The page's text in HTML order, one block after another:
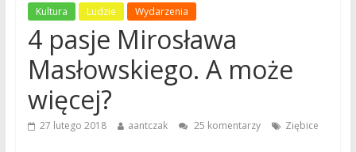
Kultura Ludzie Wydarzenia
4 pasje Mirosława
Masłowskiego. A może
więcej?
27 lutego 2018 aantczak 25 komentarzy Ziębice